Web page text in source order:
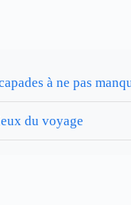
à ne pas
du voyage